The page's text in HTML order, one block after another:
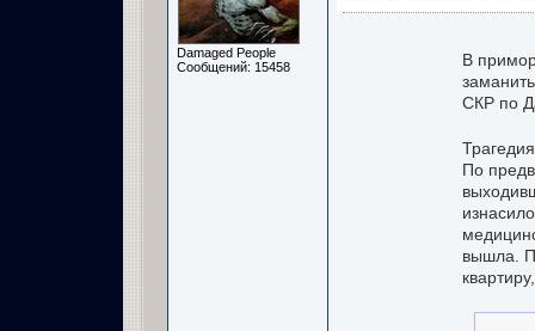
Damaged People
Сообщений: 15458
В
СКР по
По
вышла.